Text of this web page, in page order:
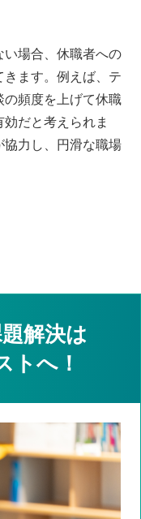
い場合、休職者への
ます。例えば、テ
の頻度を上げて休職
だと考えられま
協力し、円滑な職場
解決は
トへ！